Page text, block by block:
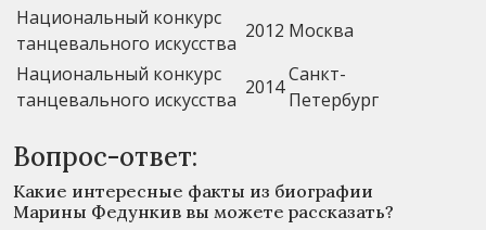
Национальный конкурс
танцевального искусства
2012 Москва
Национальный конкурс
танцевального искусства
2014
Санкт-
Петербург
Вопрос-ответ:
Какие интересные факты из биографии
Марины Федункив вы можете рассказать?